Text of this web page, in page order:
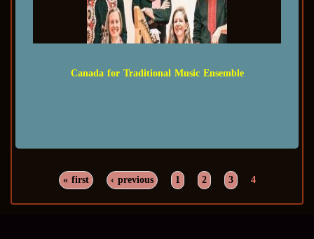
Canada for Traditional Music Ensemble
Pages « first ‹ previous 1 2 3 4